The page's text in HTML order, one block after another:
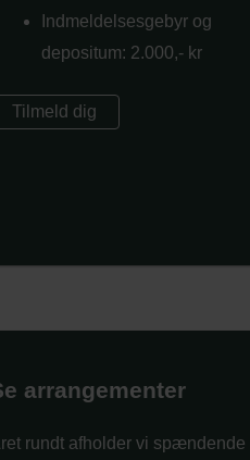
Indmeldelsesgebyr og
depositum: 2.000,- kr
Tilmeld dig
arrangementer
rundt afholder vi spændende